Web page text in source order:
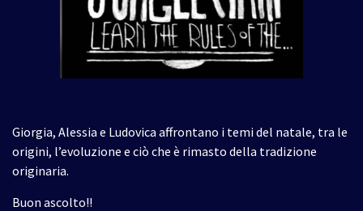
Giorgia, Alessia e Ludovica affrontano i temi del natale, tra le
origini, l’evoluzione e ciò che è rimasto della tradizione
originaria.
Buon ascolto!!